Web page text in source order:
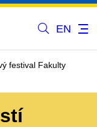
EN
festival Fakulty